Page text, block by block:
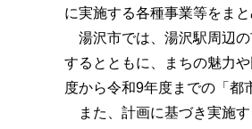
に実施する各種事業等をまと
湯沢市では、湯沢駅周辺の
するとともに、まちの魅力
度から令和9年度までの「都
また、計画に基づき実施す